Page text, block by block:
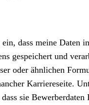
dass meine Daten
gespeichert und
oder ähnlichen
Karriereseite.
sie Bewerberdaten